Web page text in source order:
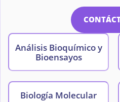
Análisis Bioquímico y
Bioensayos
Biología Molecular